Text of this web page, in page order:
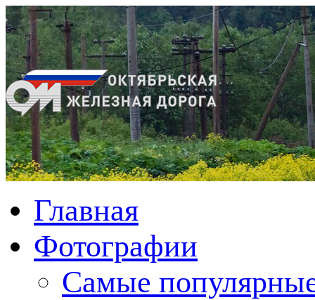
Главная
Фотографии
Cамые